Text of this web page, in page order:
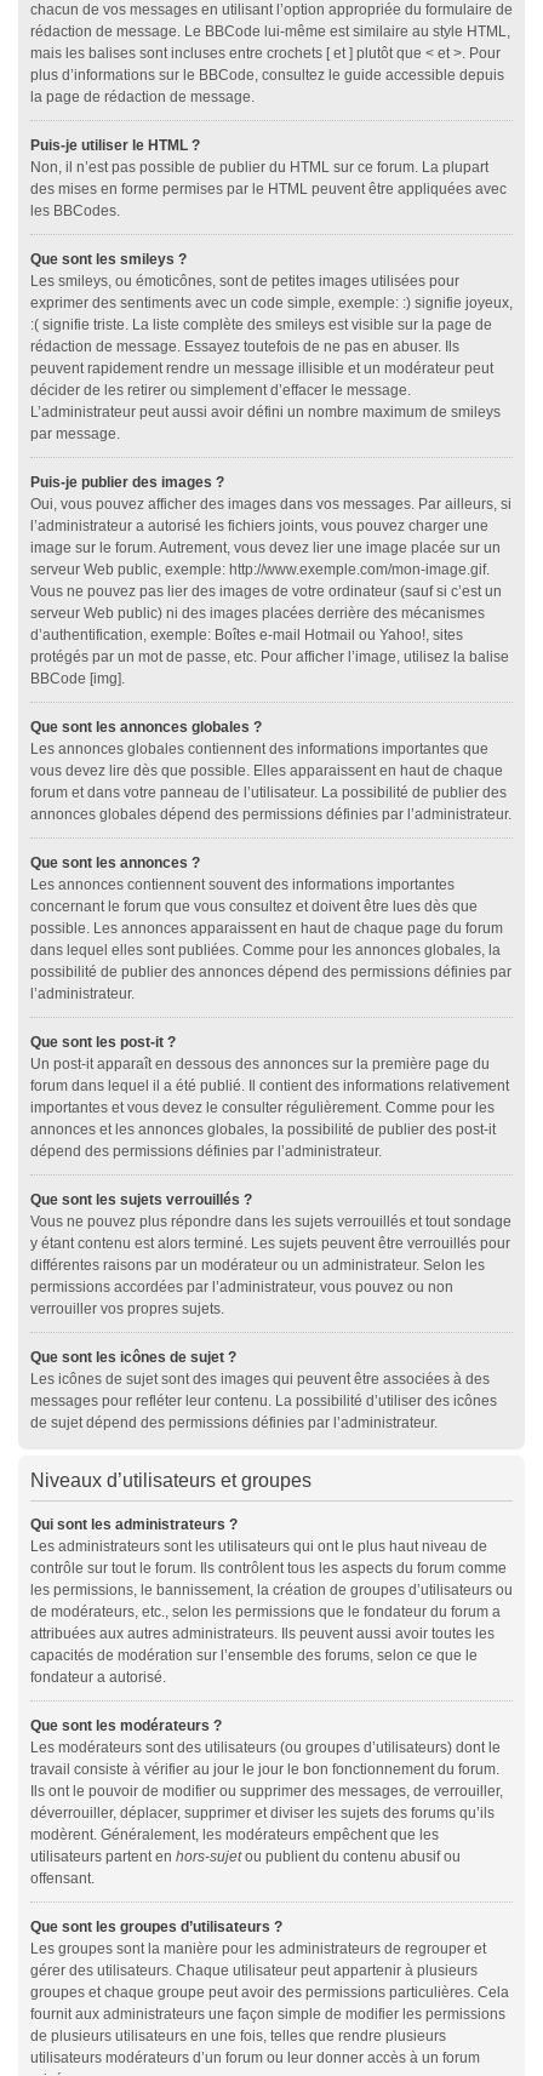
chacun de vos messages en utilisant l’option appropriée du formulaire de
rédaction de message. Le BBCode lui-même est similaire au style HTML,
mais les balises sont incluses entre crochets [ et ] plutôt que < et >. Pour
plus d’informations sur le BBCode, consultez le guide accessible depuis
la page de rédaction de message.
Puis-je utiliser le HTML ?
Non, il n’est pas possible de publier du HTML sur ce forum. La plupart
des mises en forme permises par le HTML peuvent être appliquées avec
les BBCodes.
Que sont les smileys ?
Les smileys, ou émoticônes, sont de petites images utilisées pour
exprimer des sentiments avec un code simple, exemple: :) signifie joyeux,
:( signifie triste. La liste complète des smileys est visible sur la page de
rédaction de message. Essayez toutefois de ne pas en abuser. Ils
peuvent rapidement rendre un message illisible et un modérateur peut
décider de les retirer ou simplement d’effacer le message.
L’administrateur peut aussi avoir défini un nombre maximum de smileys
par message.
Puis-je publier des images ?
Oui, vous pouvez afficher des images dans vos messages. Par ailleurs, si
l’administrateur a autorisé les fichiers joints, vous pouvez charger une
image sur le forum. Autrement, vous devez lier une image placée sur un
serveur Web public, exemple: http://www.exemple.com/mon-image.gif.
Vous ne pouvez pas lier des images de votre ordinateur (sauf si c’est un
serveur Web public) ni des images placées derrière des mécanismes
d’authentification, exemple: Boîtes e-mail Hotmail ou Yahoo!, sites
protégés par un mot de passe, etc. Pour afficher l’image, utilisez la balise
BBCode [img].
Que sont les annonces globales ?
Les annonces globales contiennent des informations importantes que
vous devez lire dès que possible. Elles apparaissent en haut de chaque
forum et dans votre panneau de l’utilisateur. La possibilité de publier des
annonces globales dépend des permissions définies par l’administrateur.
Que sont les annonces ?
Les annonces contiennent souvent des informations importantes
concernant le forum que vous consultez et doivent être lues dès que
possible. Les annonces apparaissent en haut de chaque page du forum
dans lequel elles sont publiées. Comme pour les annonces globales, la
possibilité de publier des annonces dépend des permissions définies par
l’administrateur.
Que sont les post-it ?
Un post-it apparaît en dessous des annonces sur la première page du
forum dans lequel il a été publié. Il contient des informations relativement
importantes et vous devez le consulter régulièrement. Comme pour les
annonces et les annonces globales, la possibilité de publier des post-it
dépend des permissions définies par l’administrateur.
Que sont les sujets verrouillés ?
Vous ne pouvez plus répondre dans les sujets verrouillés et tout sondage
y étant contenu est alors terminé. Les sujets peuvent être verrouillés pour
différentes raisons par un modérateur ou un administrateur. Selon les
permissions accordées par l’administrateur, vous pouvez ou non
verrouiller vos propres sujets.
Que sont les icônes de sujet ?
Les icônes de sujet sont des images qui peuvent être associées à des
messages pour refléter leur contenu. La possibilité d’utiliser des icônes
de sujet dépend des permissions définies par l’administrateur.
Niveaux d’utilisateurs et groupes
Qui sont les administrateurs ?
Les administrateurs sont les utilisateurs qui ont le plus haut niveau de
contrôle sur tout le forum. Ils contrôlent tous les aspects du forum comme
les permissions, le bannissement, la création de groupes d’utilisateurs ou
de modérateurs, etc., selon les permissions que le fondateur du forum a
attribuées aux autres administrateurs. Ils peuvent aussi avoir toutes les
capacités de modération sur l’ensemble des forums, selon ce que le
fondateur a autorisé.
Que sont les modérateurs ?
Les modérateurs sont des utilisateurs (ou groupes d’utilisateurs) dont le
travail consiste à vérifier au jour le jour le bon fonctionnement du forum.
Ils ont le pouvoir de modifier ou supprimer des messages, de verrouiller,
déverrouiller, déplacer, supprimer et diviser les sujets des forums qu’ils
modèrent. Généralement, les modérateurs empêchent que les
utilisateurs partent en hors-sujetou publient du contenu abusif ou
offensant.
Que sont les groupes d’utilisateurs ?
Les groupes sont la manière pour les administrateurs de regrouper et
gérer des utilisateurs. Chaque utilisateur peut appartenir à plusieurs
groupes et chaque groupe peut avoir des permissions particulières. Cela
fournit aux administrateurs une façon simple de modifier les permissions
de plusieurs utilisateurs en une fois, telles que rendre plusieurs
utilisateurs modérateurs d’un forum ou leur donner accès à un forum